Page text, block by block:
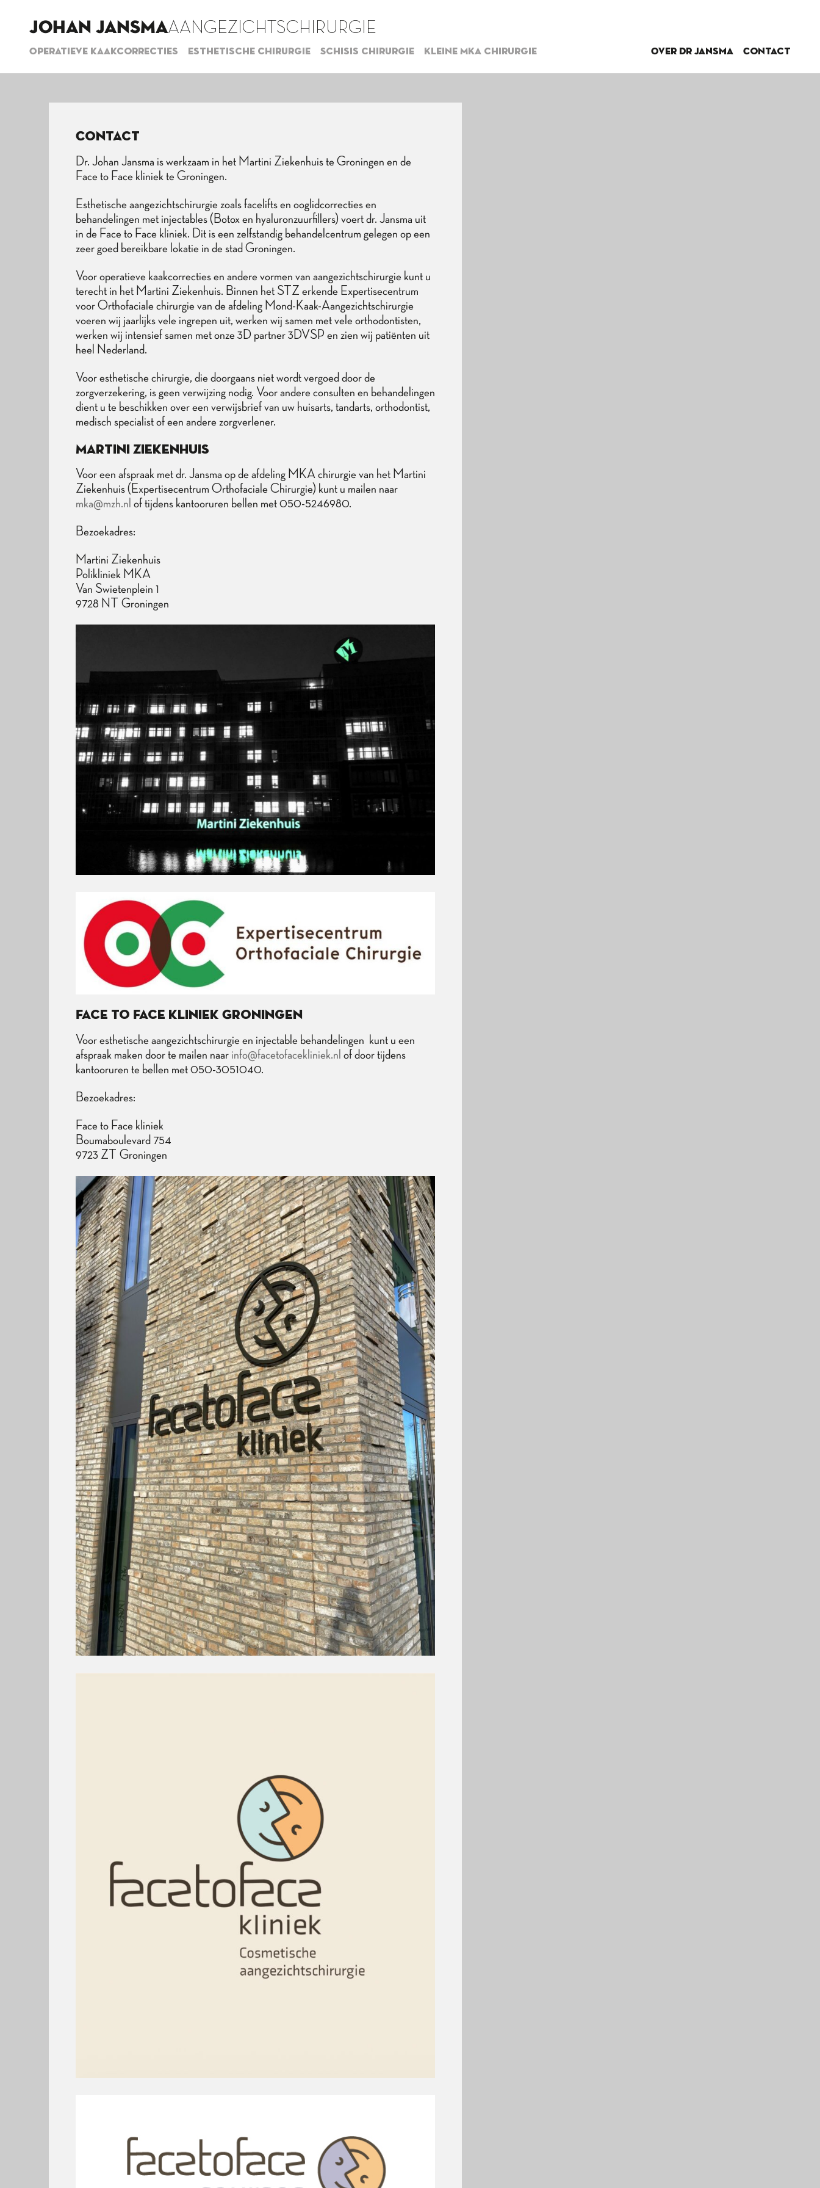
JOHAN JANSMAAANGEZICHTSCHIRURGIE
Operatieve kaakcorrecties Esthetische chirurgie Schisis chirurgie Kleine MKA chirurgie Over dr Jansma Contact
Contact
Dr. Johan Jansma is werkzaam in het Martini Ziekenhuis te Groningen en de
Face to Face kliniek te Groningen.
Esthetische aangezichtschirurgie zoals facelifts en ooglidcorrecties en
behandelingen met injectables (Botox en hyaluronzuurfillers) voert dr. Jansma uit
in de Face to Face kliniek. Dit is een zelfstandig behandelcentrum gelegen op een
zeer goed bereikbare lokatie in de stad Groningen.
Voor operatieve kaakcorrecties en andere vormen van aangezichtschirurgie kunt u
terecht in het Martini Ziekenhuis. Binnen het STZ erkende Expertisecentrum
voor Orthofaciale chirurgie van de afdeling Mond-Kaak-Aangezichtschirurgie
voeren wij jaarlijks vele ingrepen uit, werken wij samen met vele orthodontisten,
werken wij intensief samen met onze 3D partner 3DVSP en zien wij patiënten uit
heel Nederland.
Voor esthetische chirurgie, die doorgaans niet wordt vergoed door de
zorgverzekering, is geen verwijzing nodig. Voor andere consulten en behandelingen
dient u te beschikken over een verwijsbrief van uw huisarts, tandarts, orthodontist,
medisch specialist of een andere zorgverlener.
Martini Ziekenhuis
Voor een afspraak met dr. Jansma op de afdeling MKA chirurgie van het Martini
Ziekenhuis (Expertisecentrum Orthofaciale Chirurgie) kunt u mailen naar
mka@mzh.nl of tijdens kantooruren bellen met 050-5246980.
Bezoekadres:​
Martini Ziekenhuis
​​Polikliniek MKA
​​Van Swietenplein 1
​​9728 NT Groningen
Face to Face kliniek Groningen
Voor esthetische aangezichtschirurgie en injectable behandelingen kunt u een
afspraak maken door te mailen naar info@facetofacekliniek.nl of door tijdens
kantooruren te bellen met 050-3051040.
Bezoekadres:​
Face to Face kliniek
​​Boumaboulevard 754
​​9723 ZT Groningen